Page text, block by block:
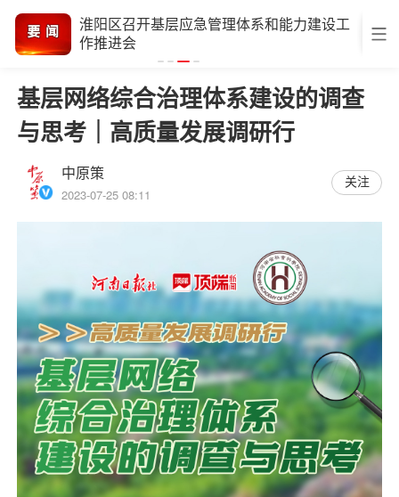
主动服务高质量发展 全面参与高效能治理
基层网络综合治理体系建设的调查
与思考｜高质量发展调研行
中原策
2023-07-25 08:11
关注